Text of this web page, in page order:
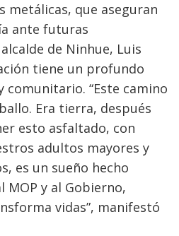
metálicas, que aseguran
ante futuras
de Ninhue, Luis
tiene un profundo
comunitario. “Este camino
Era tierra, después
esto asfaltado, con
adultos mayores y
es un sueño hecho
MOP y al Gobierno,
vidas”, manifestó